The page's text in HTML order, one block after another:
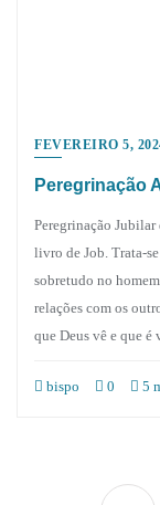
FEVEREIRO 5,
Peregrinação
Peregrinação
livro de Job. Trata-
sobretudo no
relações com os
que Deus vê e que
bispo 0 5
dos